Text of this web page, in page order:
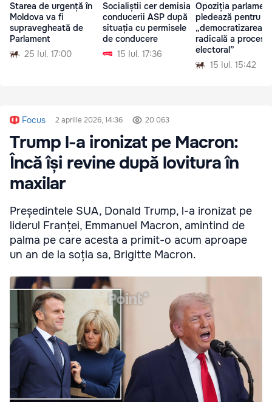
Starea de urgență în
Moldova va fi
supravegheată de
Parlament
25 Iul. 17:00
Socialiștii cer demisia
conducerii ASP după
situația cu permisele
de conducere
15 Iul. 17:36
Opoziția
pledează pentru
„democratizarea
radicală a
electoral”
15 Iul. 15:42
Focus 2 aprilie 2026, 14:36 20 063
Trump l-a ironizat pe Macron:
Încă își revine după lovitura în
maxilar
Președintele SUA, Donald Trump, l-a ironizat pe
liderul Franței, Emmanuel Macron, amintind de
palma pe care acesta a primit-o acum aproape
un an de la soția sa, Brigitte Macron.